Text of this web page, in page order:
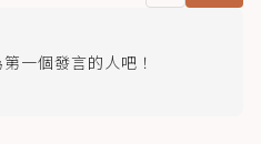
一個發言的人吧！